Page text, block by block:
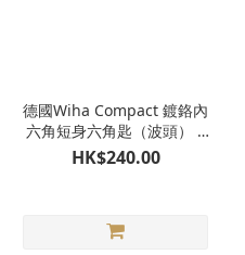
德國Wiha Compact 鍍鉻內
六角短身六角匙（波頭） 9
件套 WI40411
HK$240.00